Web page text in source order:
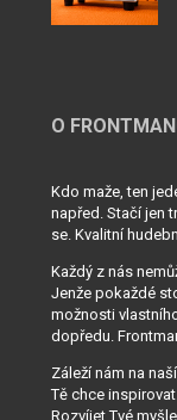
O
Kdo maže, ten
napřed. Stačí jen
se. Kvalitní
Každý z nás
Jenže pokaždé
možnosti
dopředu.
Záleží nám na
Tě chce
Rozvíjet Tvé